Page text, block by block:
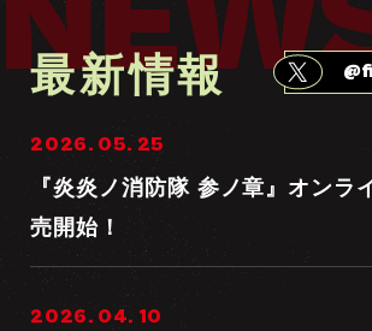
最新情報
2026. 05. 25
『炎炎ノ消防隊 参ノ章』オン
売開始！
2026. 04. 10